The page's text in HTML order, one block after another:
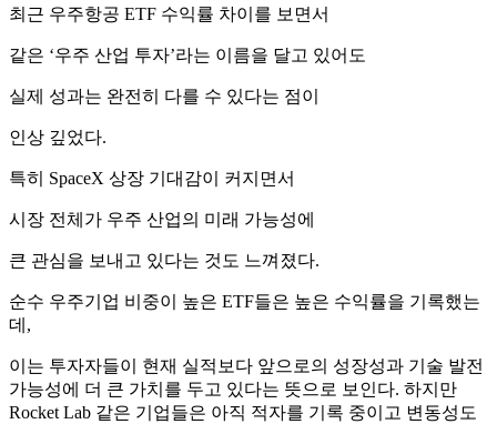
최근 우주항공 ETF 수익률 차이를 보면서
같은 ‘우주 산업 투자’라는 이름을 달고 있어도
실제 성과는 완전히 다를 수 있다는 점이
인상 깊었다.
특히 SpaceX 상장 기대감이 커지면서
시장 전체가 우주 산업의 미래 가능성에
큰 관심을 보내고 있다는 것도 느껴졌다.
순수 우주기업 비중이 높은 ETF들은 높은 수익률을 기록했는
데,
이는 투자자들이 현재 실적보다 앞으로의 성장성과 기술 발전
가능성에 더 큰 가치를 두고 있다는 뜻으로 보인다. 하지만
Rocket Lab 같은 기업들은 아직 적자를 기록 중이고 변동성도